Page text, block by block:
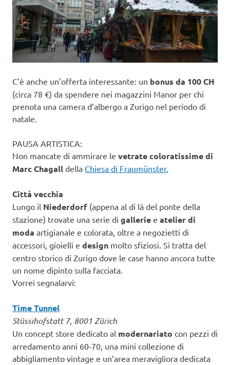
C’è anche un’offerta interessante: un bonus da 100 CH
(circa 78 €) da spendere nei magazzini Manor per chi
prenota una camera d’albergo a Zurigo nel periodo di
natale.
PAUSA ARTISTICA:
Non mancate di ammirare le vetrate coloratissime di
Marc Chagall della Chiesa di Fraumünster.
Città vecchia
Lungo il Niederdorf (appena al di là del ponte della
stazione) trovate una serie di gallerie e atelier di
moda artigianale e colorata, oltre a negozietti di
accessori, gioielli e design molto sfiziosi. Si tratta del
centro storico di Zurigo dove le case hanno ancora tutte
un nome dipinto sulla facciata.
Vorrei segnalarvi:
Time Tunnel
Stüssihofstatt 7, 8001 Zürich
Un concept store dedicato al modernariato con pezzi di
arredamento anni 60-70, una mini collezione di
abbigliamento vintage e un’area meravigliora dedicata